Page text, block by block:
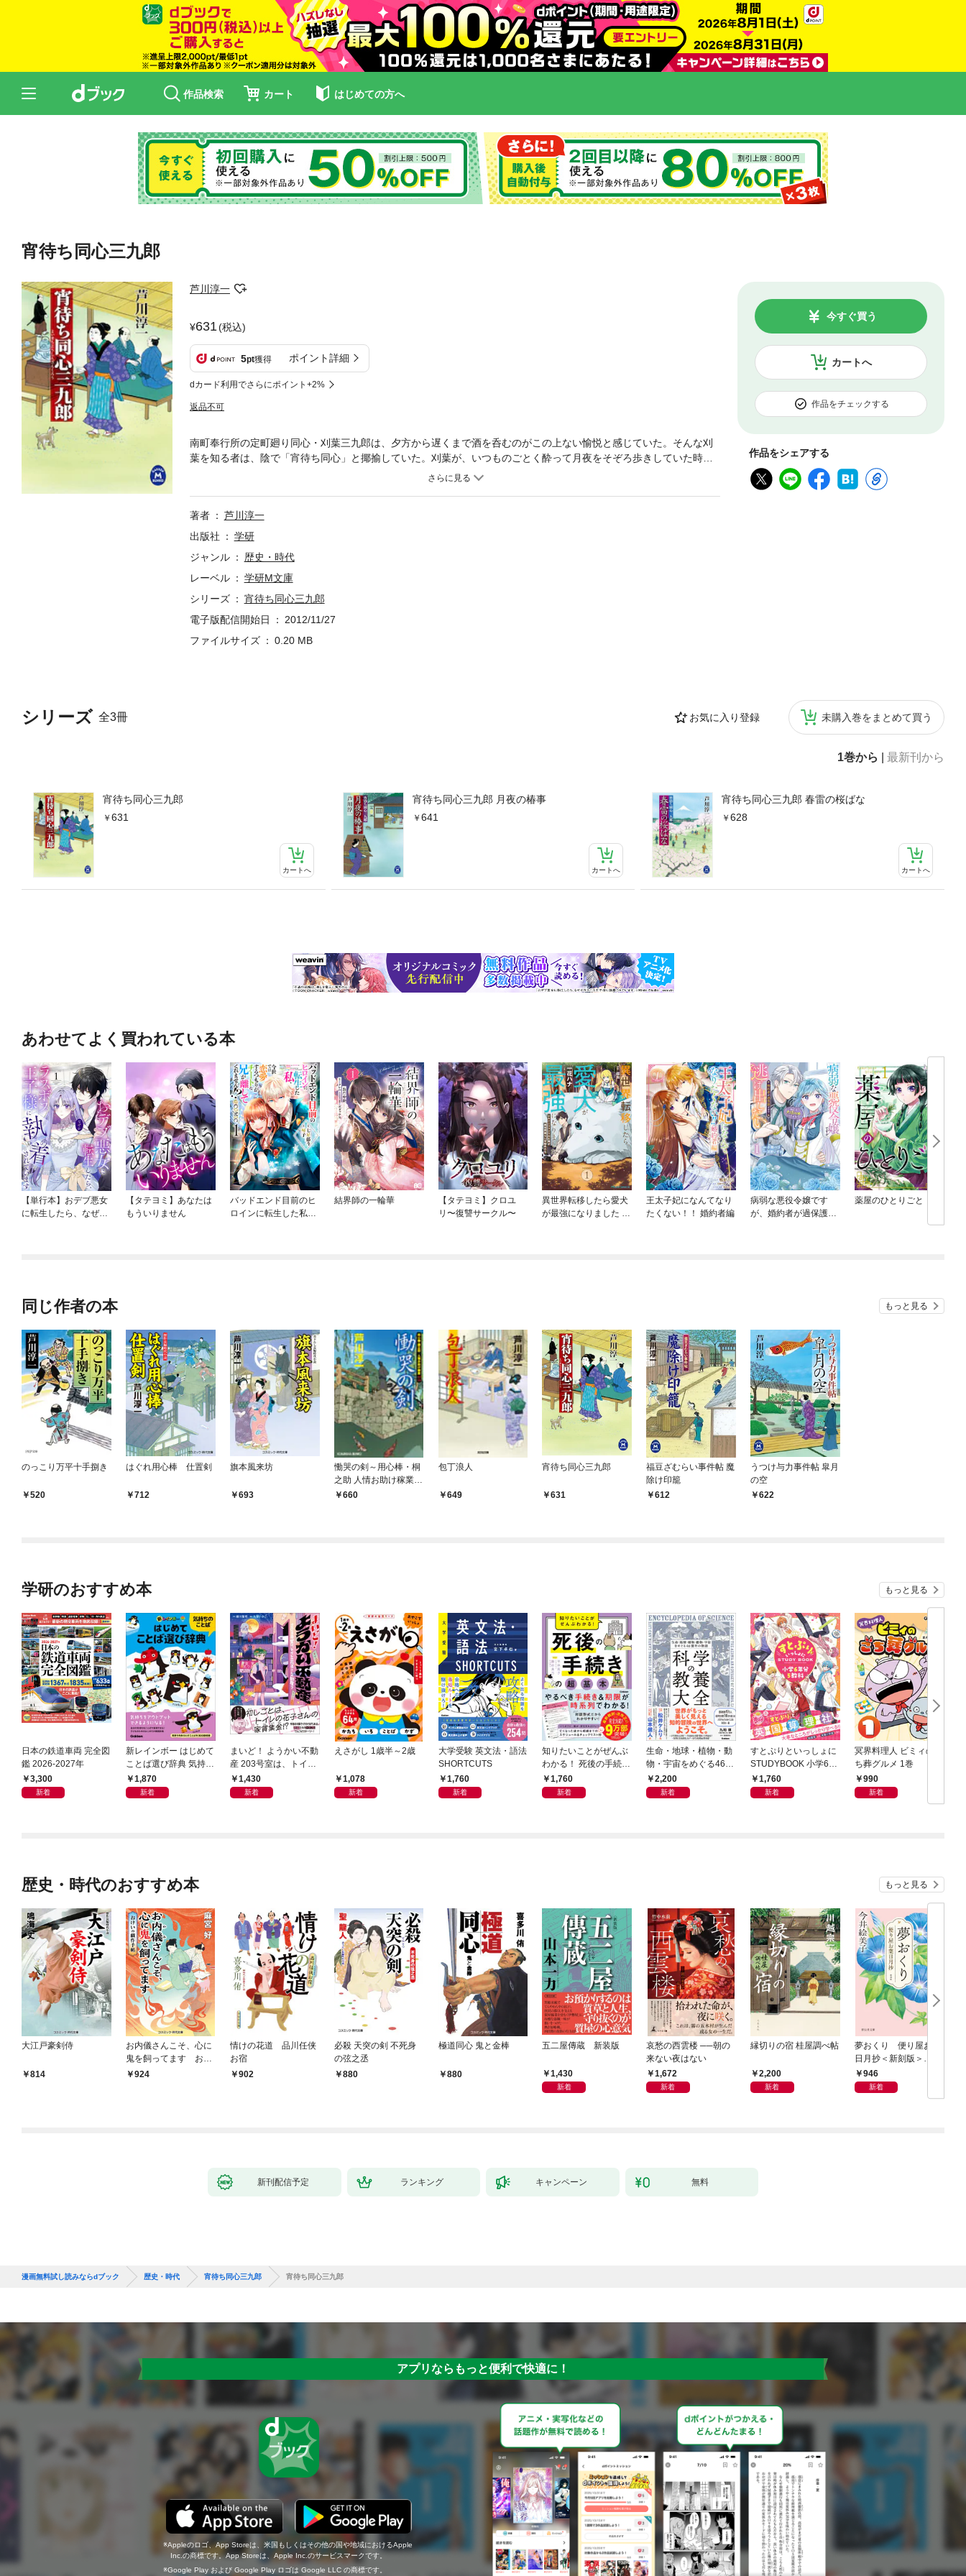
作品検索 カート はじめての方へ
宵待ち同心三九郎
芦川淳一
631(税込)
5pt獲得 ポイント詳細
dカード利用でさらにポイント+2%
返品不可
カートへ
今すぐ買う
作品をチェックする
作品をシェアする
シリーズ 全3冊 お気に入り登録 未購入巻をまとめて買う
1巻から 最新刊から
宵待ち同心三九郎
631
カートへ
宵待ち同心三九郎 月夜の椿事
641
カートへ
宵待ち同心三九郎 春雷の桜ばな
628
カートへ
南町奉行所の定町廻り同心・刈葉三九郎は、夕方から遅くまで酒を呑むのがこの上ない愉悦と感じていた。そんな刈
葉を知る者は、陰で「宵待ち同心」と揶揄していた。刈葉が、いつものごとく酔って月夜をそぞろ歩きしていた時、
著者
芦川淳一
出版社
学研
ジャンル
歴史・時代
レーベル
学研M文庫
シリーズ
宵待ち同心三九郎
電子版配信開始日
2012/11/27
ファイルサイズ
0.20 MB
あわせてよく買われている本
【単行本】おデブ悪女
に転生したら、なぜか
【タテヨミ】あなたは
もういりません
バッドエンド目前のヒ
ロインに転生した私、
結界師の一輪華
【タテヨミ】クロユ
リ〜復讐サークル〜
異世界転移したら愛犬
が最強になりました ～
王太子妃になんてなり
たくない！！ 婚約者編
病弱な悪役令嬢です
が、婚約者が過保護す
薬屋のひとりごと
同じ作者の本 もっと見る
のっこり万平十手捌き
520
はぐれ用心棒 仕置剣
712
旗本風来坊
693
慟哭の剣～用心棒・桐
之助 人情お助け稼業
（一）～
660
包丁浪人
649
宵待ち同心三九郎
631
福豆ざむらい事件帖 魔
除け印籠
612
うつけ与力事件帖 皐月
の空
622
学研のおすすめ本 もっと見る
日本の鉄道車両 完全図
鑑 2026-2027年
3,300
新着
新レインボー はじめて
ことば選び辞典 気持ち
のことば
1,870
新着
まいど！ ようかい不動
産 203号室は、トイレ
の花子さんの部屋？
1,430
新着
えさがし 1歳半～2歳
1,078
新着
大学受験 英文法・語法
SHORTCUTS
1,760
新着
知りたいことがぜんぶ
わかる！ 死後の手続き
の超基本
1,760
新着
生命・地球・植物・動
物・宇宙をめぐる46億
年の物語 科学の教養大
全
2,200
新着
すとぷりといっしょに
STUDYBOOK 小学6年
分5教科
1,760
新着
冥界料理人 ビミィのご
ち葬グルメ 1巻
990
新着
歴史・時代のおすすめ本 もっと見る
大江戸豪剣侍
814
お内儀さんこそ、心に
鬼を飼ってます おけ
いの戯作手帖
924
情けの花道 品川任侠
お宿
902
必殺 天突の剣 不死身
の弦之丞
880
極道同心 鬼と金棒
880
五二屋傳蔵 新装版
1,430
新着
哀愁の西雲楼 ──朝の
来ない夜はない
1,672
新着
縁切りの宿 桂屋調べ帖
2,200
新着
夢おくり 便り屋お葉
日月抄＜新刻版＞
［1］
946
新着
新刊配信予定 ランキング キャンペーン 無料
漫画無料試し読みならdブック 歴史・時代 宵待ち同心三九郎 宵待ち同心三九郎
アプリならもっと便利で快適に！
Appleのロゴ、App Storeは、米国もしくはその他の国や地域におけるApple
Inc.の商標です。App Storeは、Apple Inc.のサービスマークです。
Google Play および Google Play ロゴは Google LLC の商標です。